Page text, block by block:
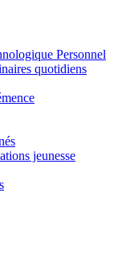
Personnel
quotidiens
jeunesse